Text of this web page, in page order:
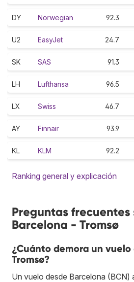
DY Norwegian 92.3
U2 EasyJet 24.7
SK SAS 91.3
LH Lufthansa 96.5
LX Swiss 46.7
AY Finnair 93.9
KL KLM 92.2
Ranking general y explicación
Preguntas frecuentes
Barcelona - Tromsø
¿Cuánto demora un
Tromsø?
Un vuelo desde Barcelona (BCN)